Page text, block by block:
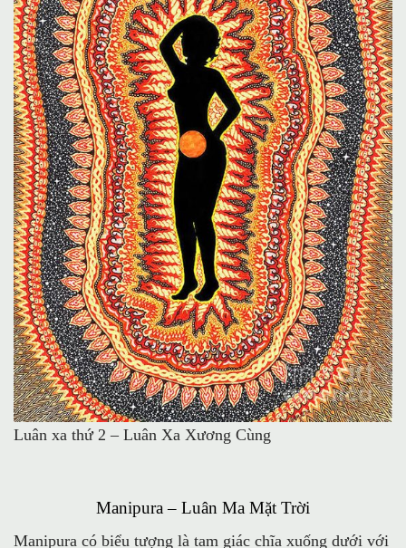
Luân xa thứ 2 – Luân Xa Xương Cùng
Manipura – Luân Ma Mặt Trời
Manipura có biểu tượng là tam giác chĩa xuống dưới với